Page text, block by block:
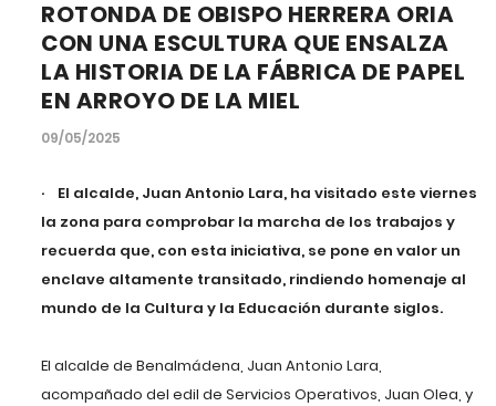
ROTONDA DE OBISPO HERRERA ORIA
CON UNA ESCULTURA QUE ENSALZA
LA HISTORIA DE LA FÁBRICA DE PAPEL
EN ARROYO DE LA MIEL
09/05/2025
· El alcalde, Juan Antonio Lara, ha visitado este viernes
la zona para comprobar la marcha de los trabajos y
recuerda que, con esta iniciativa, se pone en valor un
enclave altamente transitado, rindiendo homenaje al
mundo de la Cultura y la Educación durante siglos.
El alcalde de Benalmádena, Juan Antonio Lara,
acompañado del edil de Servicios Operativos, Juan Olea, y